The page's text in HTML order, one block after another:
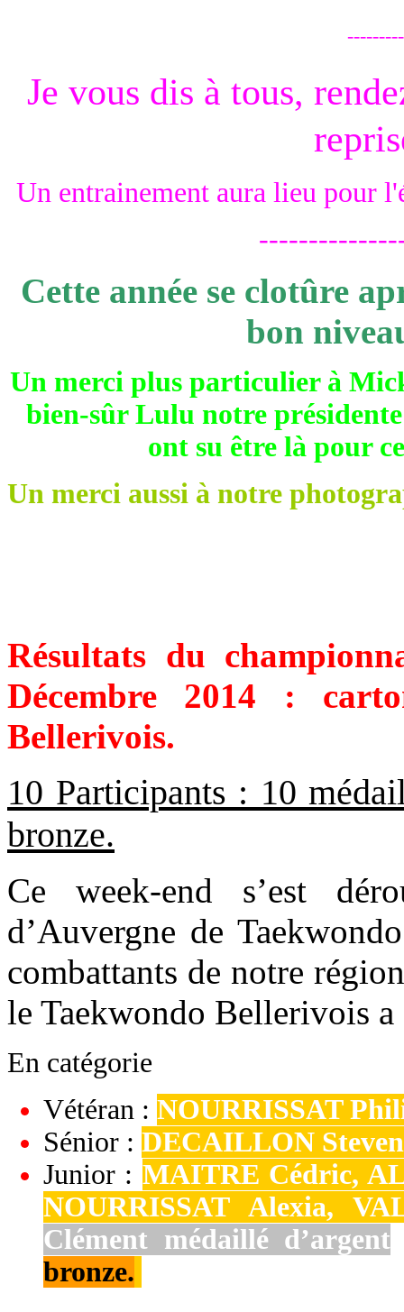
Je vous dis à tous,
Un entrainement aura lieu pour
Cette année se clotûre
bon
Un merci plus particulier à
bien-sûr Lulu notre
ont su être là pour
Un merci aussi à notre
Résultats du
Décembre 2014 :
Bellerivois.
10 Participants : 10
bronze.
Ce week-end s’est
d’Auvergne de
combattants de notre
le Taekwondo Bellerivois a
En catégorie
Vétéran : NOURRISSAT
Sénior : DECAILLON
Junior : MAITRE Cédric,
NOURRISSAT Alexia,
Clément médaillé d’argent
bronze.